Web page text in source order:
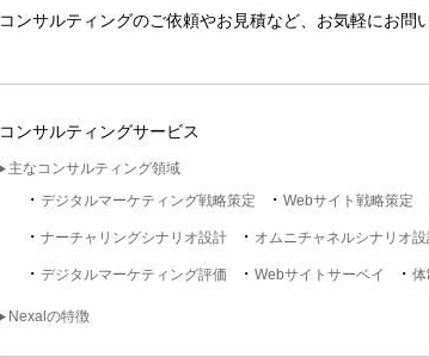
コンサルティングのご依頼やお見積など、お気軽にお問
コンサルティングサービス
主なコンサルティング領域
デジタルマーケティング戦略策定
Webサイト戦略策定
ナーチャリングシナリオ設計 オムニチャネルシナリオ
デジタルマーケティング評価 Webサイトサーベイ 体
Nexalの特徴